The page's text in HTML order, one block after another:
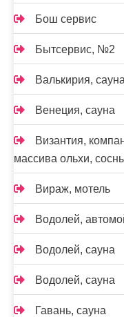
Бош сервис
Бытсервис, №2
Валькирия, сауна
Венеция, сауна
Византия,
массива ольхи,
Вираж, мотель
Водолей,
Водолей, сауна
Водолей, сауна
Гавань, сауна